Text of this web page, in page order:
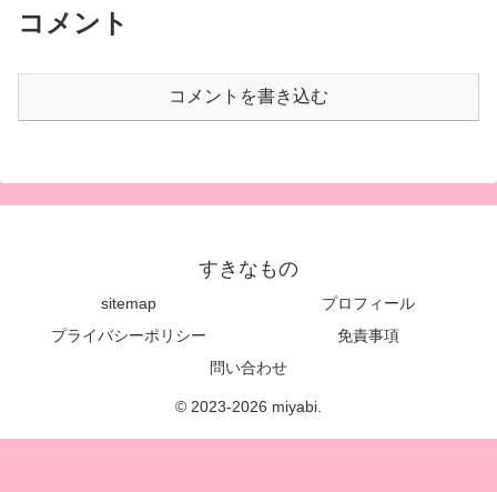
コメント
コメントを書き込む
すきなもの
sitemap
プロフィール
プライバシーポリシー
免責事項
問い合わせ
© 2023-2026 miyabi.